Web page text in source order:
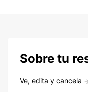
Sobre tu
Ve, edita y cancela